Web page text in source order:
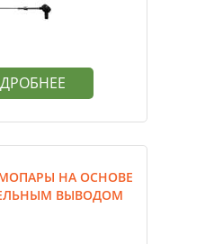
НА ОСНОВЕ
ВЫВОДОМ